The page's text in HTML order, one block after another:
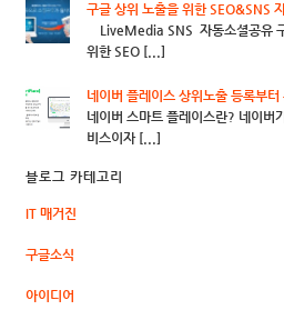
구글 상위 노출을 위한 SEO&SNS
LiveMedia SNS 자동소셜공유
위한 SEO [...]
네이버 플레이스 상위노출 등록부터
네이버 스마트 플레이스란? 네이버
비스이자 [...]
블로그 카테고리
IT 매거진
구글소식
아이디어